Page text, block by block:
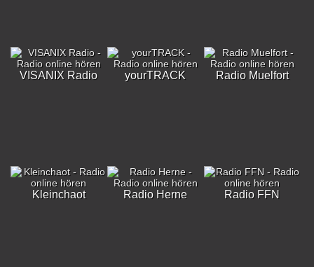
VISANIX Radio yourTRACK Radio Muelfort
Kleinchaot Radio Herne Radio FFN